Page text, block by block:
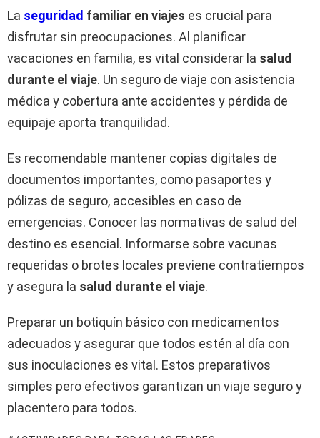
La seguridad familiar en viajes es crucial para
disfrutar sin preocupaciones. Al planificar
vacaciones en familia, es vital considerar la salud
durante el viaje. Un seguro de viaje con asistencia
médica y cobertura ante accidentes y pérdida de
equipaje aporta tranquilidad.
Es recomendable mantener copias digitales de
documentos importantes, como pasaportes y
pólizas de seguro, accesibles en caso de
emergencias. Conocer las normativas de salud del
destino es esencial. Informarse sobre vacunas
requeridas o brotes locales previene contratiempos
y asegura la salud durante el viaje.
Preparar un botiquín básico con medicamentos
adecuados y asegurar que todos estén al día con
sus inoculaciones es vital. Estos preparativos
simples pero efectivos garantizan un viaje seguro y
placentero para todos.